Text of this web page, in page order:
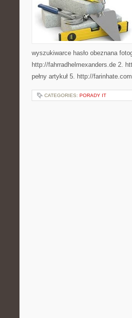
wyszukiwarce hasło
http://fahrradhelmexanders.de 2.
pełny artykuł 5. http://farinhate.com
CATEGORIES: PORADY IT